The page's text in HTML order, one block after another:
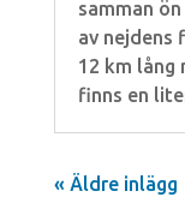
samman
av nejdens
12 km lång
finns en
« Äldre inlägg